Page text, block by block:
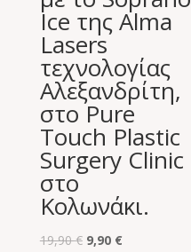
Ιce της Alma
Lasers
τεχνολογίας
Aλεξανδρίτη,
στο Pure
Touch Plastic
Surgery Clinic
στο
Κολωνάκι.
19,90€ Original
9,90 €Η